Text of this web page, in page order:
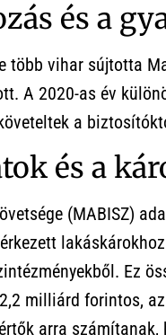
és a
több vihar sújtotta
A 2020-as év
a
és a
(MABISZ)
Ez
milliárd forintos,
arra